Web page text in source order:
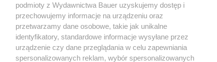
MARTA ROGACEWICZ
PREMIERY
podmioty z Wydawnictwa Bauer uzyskujemy dostęp i
przechowujemy informacje na urządzeniu oraz
przetwarzamy dane osobowe, takie jak unikalne
identyfikatory, standardowe informacje wysyłane przez
urządzenie czy dane przeglądania w celu zapewniania
spersonalizowanych reklam, wybór spersonalizowanych